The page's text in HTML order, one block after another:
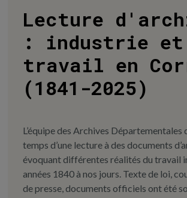
Lecture
: industrie et
travail en
(1841-2025)
L’équipe des Archives Départementales
temps d’une lecture à des documents
évoquant différentes réalités du travail
années 1840 à nos jours. Texte de loi,
de presse, documents officiels ont été